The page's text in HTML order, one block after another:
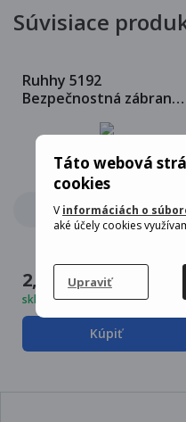
Táto webová
cookies
V informáciách o
aké účely cookies
Upraviť
Súvisiace
Ruhhy 5192
Bezpečnostná zábrana
2,74 EUR
skladom 49 ks
Kúpiť